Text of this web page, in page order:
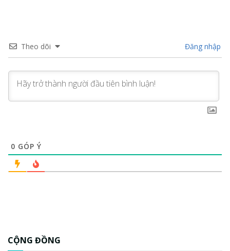
Theo dõi Đăng nhập
0 GÓP Ý
CỘNG ĐỒNG